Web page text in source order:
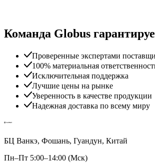
Команда Globus
Проверенные экспертами
100% материальная
Исключительная поддержка
Лучшие цены на рынке
Уверенность в качестве продукции
Надежная доставка по всему миру
БЦ Ванкэ, Фошань, Гуандун, Китай
Пн–Пт 5:00–14:00 (Мск)